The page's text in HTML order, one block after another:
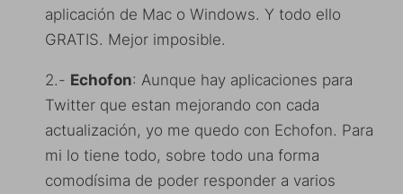
aplicación de Mac o Windows. Y todo ello
GRATIS. Mejor imposible.
2.- Echofon: Aunque hay aplicaciones para
Twitter que estan mejorando con cada
actualización, yo me quedo con Echofon. Para
mi lo tiene todo, sobre todo una forma
comodísima de poder responder a varios